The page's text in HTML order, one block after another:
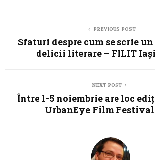
PREVIOUS POST
Sfaturi despre cum se scrie
delicii literare – FILIT
NEXT POST
Între 1-5 noiembrie are loc
UrbanEye Film Festival